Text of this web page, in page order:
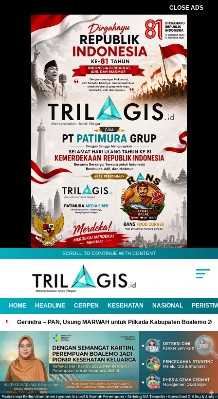
CLOSE ADS
SCROLL TO CONTINUE WITH CONTENT
HOME HEADLINE CERPEN KESEHATAN NASIONAL
Gerindra – PAN, Usung MARWAH untuk Pilkada Kabupaten Boalemo